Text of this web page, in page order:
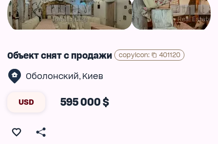
Объект снят с продажи copyIcon: 401120
Оболонский, Киев
USD 595 000 $